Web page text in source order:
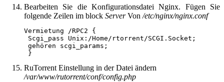
Bearbeiten Sie die Konfigurationsdatei Nginx. Fügen Sie
folgende Zeilen im block ServerVon/etc/nginx/nginx.conf
Vermietung /RPC2 {
Scgi_pass Unix:/Home/rtorrent/SCGI.Socket;
gehören scgi_params;
}
RuTorrent Einstellung in der Datei ändern
/var/www/rutorrent/conf/config.php